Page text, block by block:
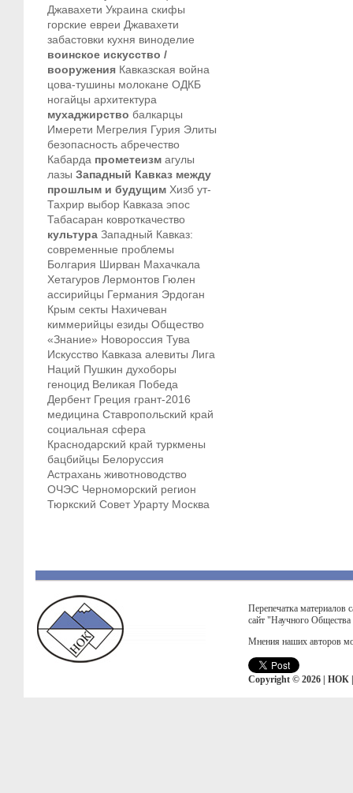
Джавахети Украина скифы
горские евреи Джавахети
забастовки кухня виноделие
воинское искусство /
вооружения Кавказская война
цова-тушины молокане ОДКБ
ногайцы архитектура
мухаджирство балкарцы
Имерети Мегрелия Гурия Элиты
безопасность абречество
Кабарда прометеизм агулы
лазы Западный Кавказ между
прошлым и будущим Хизб ут-
Тахрир выбор Кавказа эпос
Табасаран ковроткачество
культура Западный Кавказ:
современные проблемы
Болгария Ширван Махачкала
Хетагуров Лермонтов Гюлен
ассирийцы Германия Эрдоган
Крым секты Нахичеван
киммерийцы езиды Общество
«Знание» Новороссия Тува
Искусство Кавказа алевиты Лига
Наций Пушкин духоборы
геноцид Великая Победа
Дербент Греция грант-2016
медицина Ставропольский край
социальная сфера
Краснодарский край туркмены
бацбийцы Белоруссия
Астрахань животноводство
ОЧЭС Черноморский регион
Тюркский Совет Урарту Москва
Перепечатка материалов
сайт "Научного
Мнения наших авторов
Copyright © 2026 | НОК